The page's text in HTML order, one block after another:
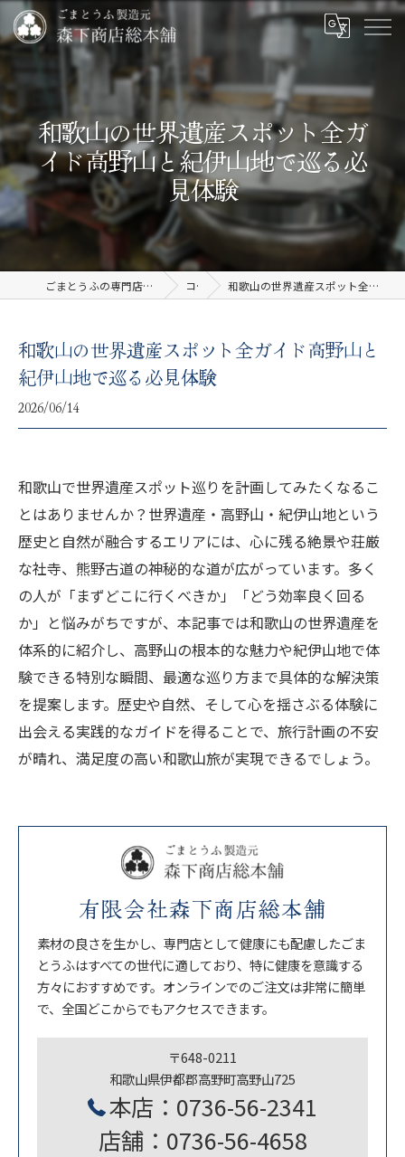
和歌山の世界遺産スポット全ガ
イド高野山と紀伊山地で巡る必
見体験
ごまとうふの専門店なら有限会社森下商店総本舗 コラム 和歌山の世界遺産スポット全ガイド高野山と紀伊山地で巡る必見体験
和歌山の世界遺産スポット全ガイド高野山と
紀伊山地で巡る必見体験
2026/06/14
和歌山で世界遺産スポット巡りを計画してみたくなるこ
とはありませんか？世界遺産・高野山・紀伊山地という
歴史と自然が融合するエリアには、心に残る絶景や荘厳
な社寺、熊野古道の神秘的な道が広がっています。多く
の人が「まずどこに行くべきか」「どう効率良く回る
か」と悩みがちですが、本記事では和歌山の世界遺産を
体系的に紹介し、高野山の根本的な魅力や紀伊山地で体
験できる特別な瞬間、最適な巡り方まで具体的な解決策
を提案します。歴史や自然、そして心を揺さぶる体験に
出会える実践的なガイドを得ることで、旅行計画の不安
が晴れ、満足度の高い和歌山旅が実現できるでしょう。
有限会社森下商店総本舗
素材の良さを生かし、専門店として健康にも配慮したごま
とうふはすべての世代に適しており、特に健康を意識する
方々におすすめです。オンラインでのご注文は非常に簡単
で、全国どこからでもアクセスできます。
〒648-0211
和歌山県伊都郡高野町高野山725
本店：0736-56-2341
店舗：0736-56-4658